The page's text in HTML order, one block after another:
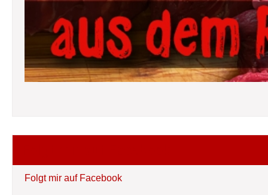
Folgt mir auf Facebook